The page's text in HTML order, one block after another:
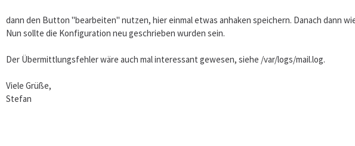
dann den Button "bearbeiten" nutzen, hier einmal etwas anhaken speichern. Danach dann
Nun sollte die Konfiguration neu geschrieben wurden sein.
Der Übermittlungsfehler wäre auch mal interessant gewesen, siehe /var/logs/mail.log.
Viele Grüße,
Stefan